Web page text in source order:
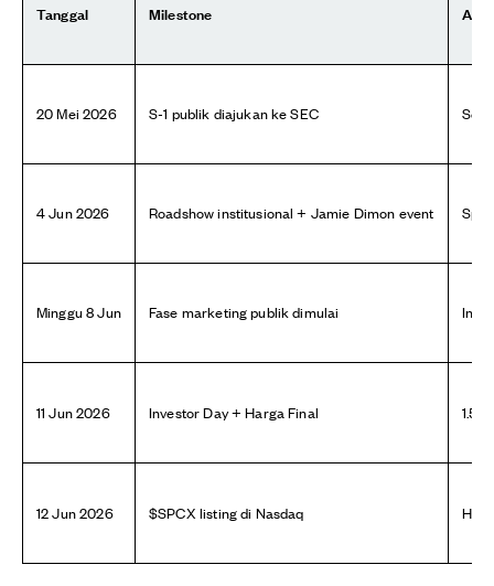
Tanggal Milestone Apa
20 Mei 2026 S-1 publik diajukan ke SEC
4 Jun 2026 Roadshow institusional + Jamie Dimon event
Minggu 8 Jun Fase marketing publik dimulai
11 Jun 2026 Investor Day + Harga Final
12 Jun 2026 $SPCX listing di Nasdaq Hari